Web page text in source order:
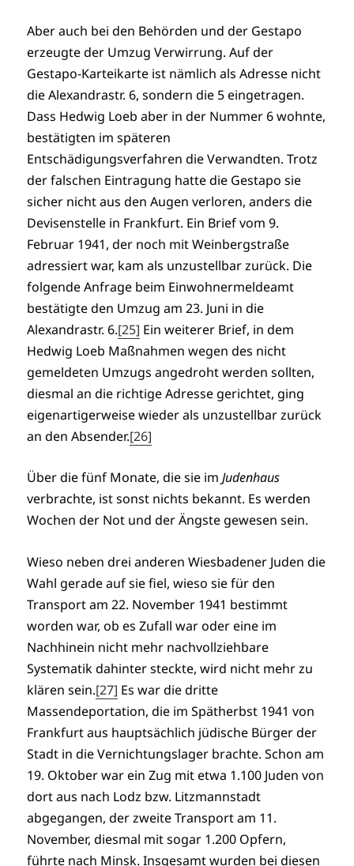
Aber auch bei den Behörden und der Gestapo
erzeugte der Umzug Verwirrung. Auf der
Gestapo-Karteikarte ist nämlich als Adresse nicht
die Alexandrastr. 6, sondern die 5 eingetragen.
Dass Hedwig Loeb aber in der Nummer 6 wohnte,
bestätigten im späteren
Entschädigungsverfahren die Verwandten. Trotz
der falschen Eintragung hatte die Gestapo sie
sicher nicht aus den Augen verloren, anders die
Devisenstelle in Frankfurt. Ein Brief vom 9.
Februar 1941, der noch mit Weinbergstraße
adressiert war, kam als unzustellbar zurück. Die
folgende Anfrage beim Einwohnermeldeamt
bestätigte den Umzug am 23. Juni in die
Alexandrastr. 6.[25] Ein weiterer Brief, in dem
Hedwig Loeb Maßnahmen wegen des nicht
gemeldeten Umzugs angedroht werden sollten,
diesmal an die richtige Adresse gerichtet, ging
eigenartigerweise wieder als unzustellbar zurück
an den Absender.[26]
Über die fünf Monate, die sie imJudenhaus
verbrachte, ist sonst nichts bekannt. Es werden
Wochen der Not und der Ängste gewesen sein.
Wieso neben drei anderen Wiesbadener Juden die
Wahl gerade auf sie fiel, wieso sie für den
Transport am 22. November 1941 bestimmt
worden war, ob es Zufall war oder eine im
Nachhinein nicht mehr nachvollziehbare
Systematik dahinter steckte, wird nicht mehr zu
klären sein.[27] Es war die dritte
Massendeportation, die im Spätherbst 1941 von
Frankfurt aus hauptsächlich jüdische Bürger der
Stadt in die Vernichtungslager brachte. Schon am
19. Oktober war ein Zug mit etwa 1.100 Juden von
dort aus nach Lodz bzw. Litzmannstadt
abgegangen, der zweite Transport am 11.
November, diesmal mit sogar 1.200 Opfern,
führte nach Minsk. Insgesamt wurden bei diesen